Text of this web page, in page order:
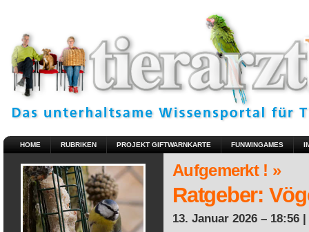
HOME RUBRIKEN PROJEKT GIFTWARNKARTE FUNWINGAMES
Aufgemerkt ! »
Ratgeber:
13. Januar 2026 – 18:56 |